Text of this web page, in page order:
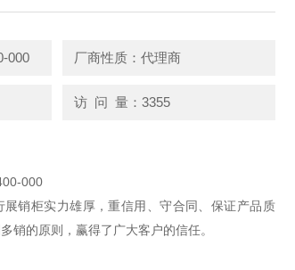
000 厂商性质：代理商
访 问 量：3355
000
销柜实力雄厚，重信用、守合同、保证产品质
销的原则，赢得了广大客户的信任。